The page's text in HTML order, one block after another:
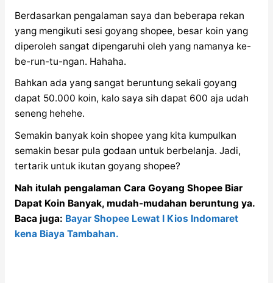
Berdasarkan pengalaman saya dan beberapa rekan
yang mengikuti sesi goyang shopee, besar koin yang
diperoleh sangat dipengaruhi oleh yang namanya ke-
be-run-tu-ngan. Hahaha.
Bahkan ada yang sangat beruntung sekali goyang
dapat 50.000 koin, kalo saya sih dapat 600 aja udah
seneng hehehe.
Semakin banyak koin shopee yang kita kumpulkan
semakin besar pula godaan untuk berbelanja. Jadi,
tertarik untuk ikutan goyang shopee?
Nah itulah pengalaman Cara Goyang Shopee Biar
Dapat Koin Banyak, mudah-mudahan beruntung ya.
Baca juga: Bayar Shopee Lewat I Kios Indomaret
kena Biaya Tambahan.